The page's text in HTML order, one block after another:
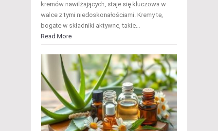
kremów nawilżających, staje się kluczowa w
walce z tymi niedoskonałościami. Kremy te,
bogate w składniki aktywne, takie…
Read More